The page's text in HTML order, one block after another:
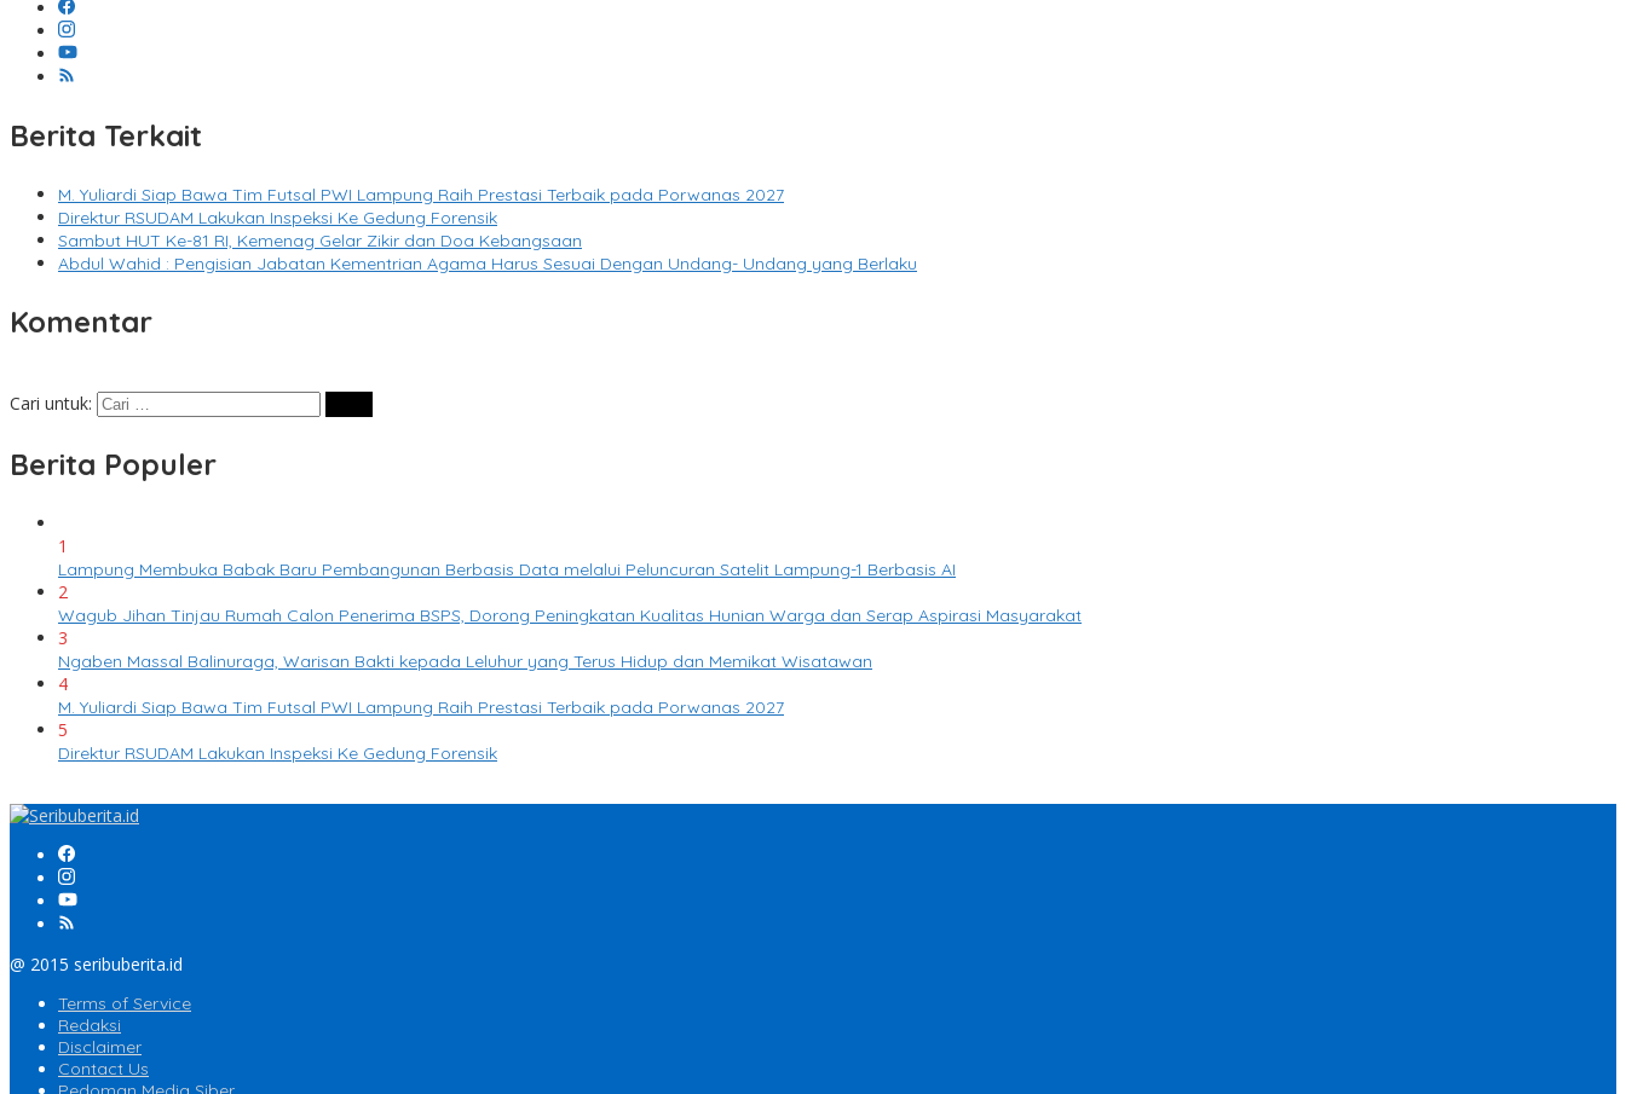
Berita Terkait
M. Yuliardi Siap Bawa Tim Futsal PWI Lampung Raih Prestasi Terbaik pada Porwanas 2027
Direktur RSUDAM Lakukan Inspeksi Ke Gedung Forensik
Sambut HUT Ke-81 RI, Kemenag Gelar Zikir dan Doa Kebangsaan
Abdul Wahid : Pengisian Jabatan Kementrian Agama Harus Sesuai Dengan Undang- Undang yang Berlaku
Komentar
Cari untuk:
Berita Populer
1
Lampung Membuka Babak Baru Pembangunan Berbasis Data melalui Peluncuran Satelit Lampung-1 Berbasis AI
2
Wagub Jihan Tinjau Rumah Calon Penerima BSPS, Dorong Peningkatan Kualitas Hunian Warga dan Serap Aspirasi Masyarakat
3
Ngaben Massal Balinuraga, Warisan Bakti kepada Leluhur yang Terus Hidup dan Memikat Wisatawan
4
M. Yuliardi Siap Bawa Tim Futsal PWI Lampung Raih Prestasi Terbaik pada Porwanas 2027
5
Direktur RSUDAM Lakukan Inspeksi Ke Gedung Forensik
@ 2015 seribuberita.id
Terms of Service
Redaksi
Disclaimer
Contact Us